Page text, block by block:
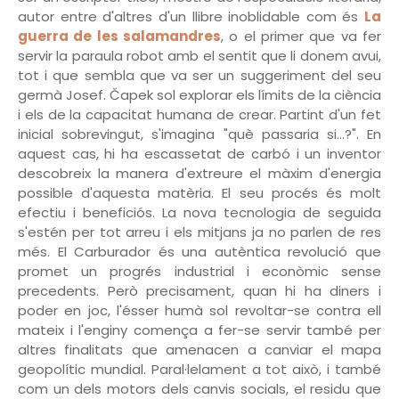
autor entre d'altres d'un llibre inoblidable com és La
guerra de les salamandres, o el primer que va fer
servir la paraula robot amb el sentit que li donem avui,
tot i que sembla que va ser un suggeriment del seu
germà Josef. Čapek sol explorar els límits de la ciència
i els de la capacitat humana de crear. Partint d'un fet
inicial sobrevingut, s'imagina "què passaria si...?". En
aquest cas, hi ha escassetat de carbó i un inventor
descobreix la manera d'extreure el màxim d'energia
possible d'aquesta matèria. El seu procés és molt
efectiu i beneficiós. La nova tecnologia de seguida
s'estén per tot arreu i els mitjans ja no parlen de res
més. El Carburador és una autèntica revolució que
promet un progrés industrial i econòmic sense
precedents. Però precisament, quan hi ha diners i
poder en joc, l'ésser humà sol revoltar-se contra ell
mateix i l'enginy comença a fer-se servir també per
altres finalitats que amenacen a canviar el mapa
geopolític mundial. Paral·lelament a tot això, i també
com un dels motors dels canvis socials, el residu que